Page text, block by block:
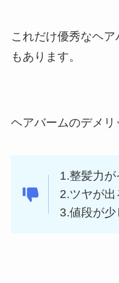
これだけ優秀なヘ
もあります。
ヘアバームのデメリ
1.整髪力
2.ツヤが出
3.値段が少